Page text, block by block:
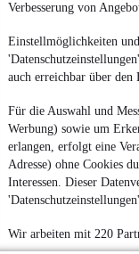
Verbesserung von
Einstellmöglichkeiten
auch erreichbar über
Für die Auswahl und
Werbung) sowie um
erlangen, erfolgt eine
Adresse) ohne Cookies
Interessen. Dieser
Wir arbeiten mit 220
Datenschutz
Report Security
ObNeuwagen ,